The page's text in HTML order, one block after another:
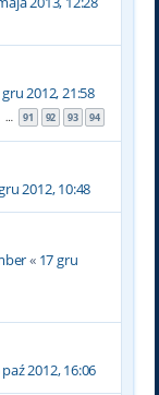
2012, 21:58
… 91 92 93 94
2012, 10:48
« 17 gru
paź 2012, 16:06